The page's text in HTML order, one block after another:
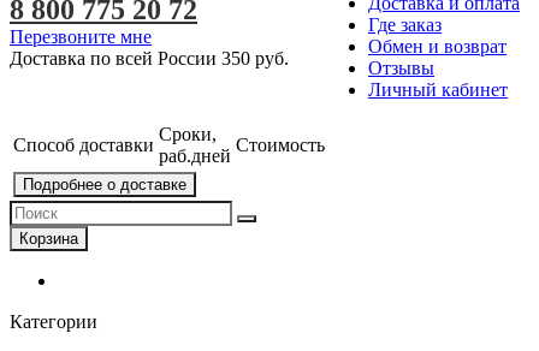
Где заказ
Обмен и возврат
Отзывы
Личный кабинет
8 800 775 20 72
Перезвоните мне
Доставка по всей России 350 руб.
Способ доставки
Сроки,
раб.дней
Стоимость
Подробнее о доставке
Корзина
Категории